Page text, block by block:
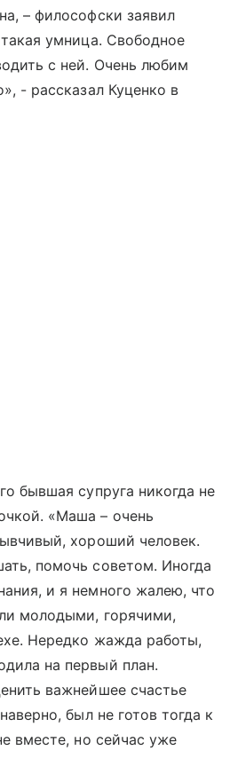
– философски заявил
умница. Свободное
с ней. Очень любим
- рассказал Куценко в
бывшая супруга никогда не
«Маша – очень
хороший человек.
помочь советом. Иногда
и я немного жалею, что
молодыми, горячими,
Нередко жажда работы,
на первый план.
важнейшее счастье
был не готов тогда к
вместе, но сейчас уже